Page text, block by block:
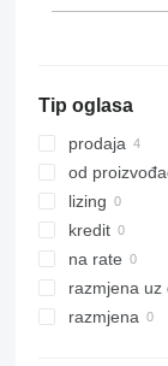
Tip oglasa
prodaja
od
lizing
kredit
na rate
razmjena uz
razmjena